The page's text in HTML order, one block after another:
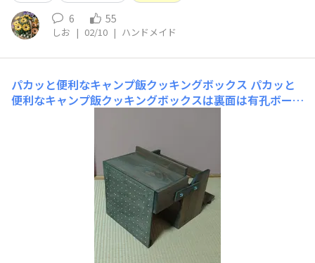
6 55
しお | 02/10 | ハンドメイド
パカッと便利なキャンプ飯クッキングボックス パカッと
便利なキャンプ飯クッキングボックスは裏面は有孔ボード